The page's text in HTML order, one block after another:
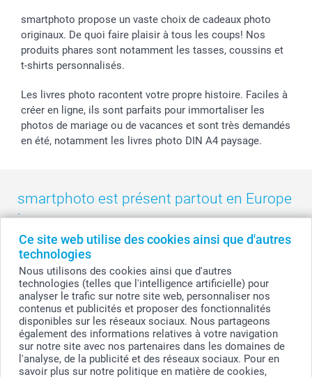
Ce site web utilise des cookies ainsi que d'autres
technologies
Nous utilisons des cookies ainsi que d'autres
technologies (telles que l'intelligence artificielle) pour
analyser le trafic sur notre site web, personnaliser nos
contenus et publicités et proposer des fonctionnalités
disponibles sur les réseaux sociaux. Nous partageons
également des informations relatives à votre navigation
sur notre site avec nos partenaires dans les domaines de
l'analyse, de la publicité et des réseaux sociaux. Pour en
savoir plus sur notre politique en matière de cookies,
Tous les évènements
Statut de ma commande
smarfriends
smartgarantie
smartbonus
smartphoto propose un vaste choix de cadeaux photo
originaux. De quoi faire plaisir à tous les coups! Nos
produits phares sont notamment les tasses, coussins et
t-shirts personnalisés.
Les livres photo racontent votre propre histoire. Faciles à
créer en ligne, ils sont parfaits pour immortaliser les
photos de mariage ou de vacances et sont très demandés
en été, notamment les livres photo DIN A4 paysage.
smartphoto est présent partout en Europe
:
België - Belgique - Danmark - Deutschland - France - Ireland
- Nederland - Norge
Switzerland - Suomi - Sverige - United Kingdom
Other Countries
Tous les prix sont en francs suisses (CHF), TVA incluse et hors frais de port.